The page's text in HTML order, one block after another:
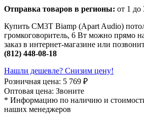
Отправка товаров в регионы: от 1 до
Купить CM3T Biamp (Apart Audio)
громкоговоритель, 6 Вт можно прямо
заказ в интернет-магазине или
(812) 448-08-18
Нашли дешевле? Снизим цену!
Розничная цена: 5 769 ₽
Оптовая цена: Звоните
* Информацию по наличию и
наших менеджеров